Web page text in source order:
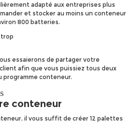
adapté aux entreprises plus
et stocker au moins un conteneur
800 batteries.
essaierons de partager votre
afin que vous puissiez tous deux
conteneur.
conteneur
il vous suffit de créer 12 palettes